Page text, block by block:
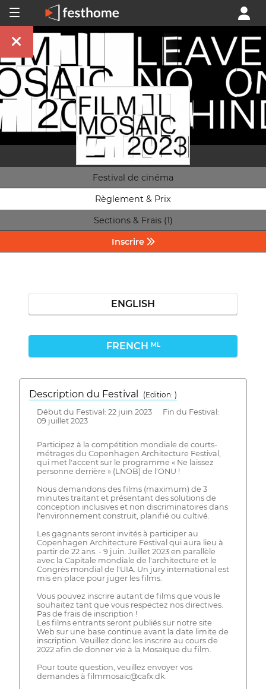
Festival de cinéma
Règlement & Prix
Sections & Frais (1)
Inscrire
ENGLISH
FRENCH ML
Description du Festival
( Edition: )
Début du Festival: 22 juin 2023 Fin du Festival:
09 juillet 2023
Participez à la compétition mondiale de courts-
métrages du Copenhagen Architecture Festival,
qui met l'accent sur le programme « Ne laissez
personne derrière » (LNOB) de l'ONU !
Nous demandons des films (maximum) de 3
minutes traitant et présentant des solutions de
conception inclusives et non discriminatoires dans
l'environnement construit, planifié ou cultivé.
Les gagnants seront invités à participer au
Copenhagen Architecture Festival qui aura lieu à
partir de 22 ans. - 9 juin. Juillet 2023 en parallèle
avec la Capitale mondiale de l'architecture et le
Congrès mondial de l'UIA. Un jury international est
mis en place pour juger les films.
Vous pouvez inscrire autant de films que vous le
souhaitez tant que vous respectez nos directives.
Pas de frais de inscription !
Les films entrants seront publiés sur notre site
Web sur une base continue avant la date limite de
inscription. Veuillez donc les inscrire au cours de
2022 afin de donner vie à la Mosaïque du film.
Pour toute question, veuillez envoyer vos
demandes à filmmosaic@cafx.dk.